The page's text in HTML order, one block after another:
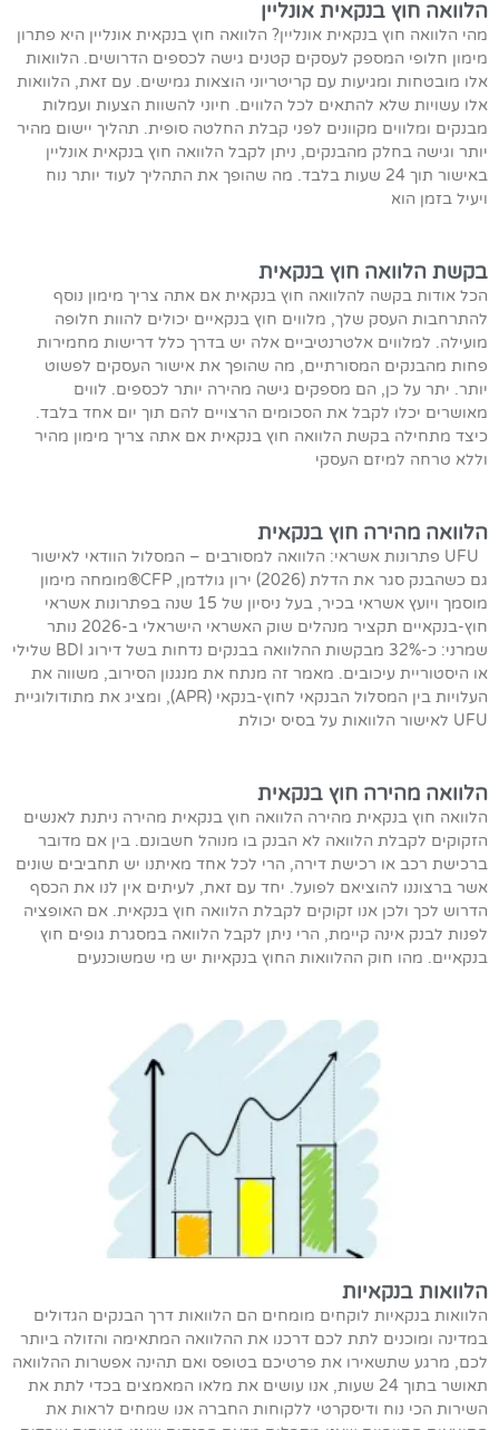
הלוואה חוץ בנקאית אונליין
מהי הלוואה חוץ בנקאית אונליין? הלוואה חוץ בנקאית אונליין היא פתרון
מימון חלופי המספק לעסקים קטנים גישה לכספים הדרושים. הלוואות
אלו מובטחות ומגיעות עם קריטריוני הוצאות גמישים. עם זאת, הלוואות
אלו עשויות שלא להתאים לכל הלווים. חיוני להשוות הצעות ועמלות
מבנקים ומלווים מקוונים לפני קבלת החלטה סופית. תהליך יישום מהיר
יותר וגישה בחלק מהבנקים, ניתן לקבל הלוואה חוץ בנקאית אונליין
באישור תוך 24 שעות בלבד. מה שהופך את התהליך לעוד יותר נוח
ויעיל בזמן הוא
בקשת הלוואה חוץ בנקאית
הכל אודות בקשה להלוואה חוץ בנקאית אם אתה צריך מימון נוסף
להתרחבות העסק שלך, מלווים חוץ בנקאיים יכולים להוות חלופה
מועילה. למלווים אלטרנטיביים אלה יש בדרך כלל דרישות מחמירות
פחות מהבנקים המסורתיים, מה שהופך את אישור העסקים לפשוט
יותר. יתר על כן, הם מספקים גישה מהירה יותר לכספים. לווים
מאושרים יכלו לקבל את הסכומים הרצויים להם תוך יום אחד בלבד.
כיצד מתחילה בקשת הלוואה חוץ בנקאית אם אתה צריך מימון מהיר
וללא טרחה למיזם העסקי
הלוואה מהירה חוץ בנקאית
UFU פתרונות אשראי: הלוואה למסורבים – המסלול הוודאי לאישור
גם כשהבנק סגר את הדלת (2026) ירון גולדמן, CFP®מומחה מימון
מוסמך ויועץ אשראי בכיר, בעל ניסיון של 15 שנה בפתרונות אשראי
חוץ-בנקאיים תקציר מנהלים שוק האשראי הישראלי ב-2026 נותר
שמרני: כ-32% מבקשות ההלוואה בבנקים נדחות בשל דירוג BDI שלילי
או היסטוריית עיכובים. מאמר זה מנתח את מנגנון הסירוב, משווה את
העלויות בין המסלול הבנקאי לחוץ-בנקאי (APR), ומציג את מתודולוגיית
UFU לאישור הלוואות על בסיס יכולת
הלוואה מהירה חוץ בנקאית
הלוואה חוץ בנקאית מהירה הלוואה חוץ בנקאית מהירה ניתנת לאנשים
הזקוקים לקבלת הלוואה לא הבנק בו מנוהל חשבונם. בין אם מדובר
ברכישת רכב או רכישת דירה, הרי לכל אחד מאיתנו יש תחביבים שונים
אשר ברצוננו להוציאם לפועל. יחד עם זאת, לעיתים אין לנו את הכסף
הדרוש לכך ולכן אנו זקוקים לקבלת הלוואה חוץ בנקאית. אם האופציה
לפנות לבנק אינה קיימת, הרי ניתן לקבל הלוואה במסגרת גופים חוץ
בנקאיים. מהו חוק ההלוואות החוץ בנקאיות יש מי שמשוכנעים
הלוואות בנקאיות
הלוואות בנקאיות לוקחים מומחים הם הלוואות דרך הבנקים הגדולים
במדינה ומוכנים לתת לכם דרכנו את ההלוואה המתאימה והזולה ביותר
לכם, מרגע שתשאירו את פרטיכם בטופס ואם תהינה אפשרות ההלוואה
תאושר בתוך 24 שעות, אנו עושים את מלאו המאמצים בכדי לתת את
השירות הכי נוח ודיסקרטי ללקוחות החברה אנו שמחים לראות את